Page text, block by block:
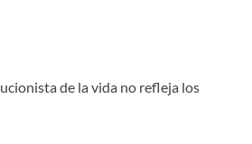
de la vida no refleja los